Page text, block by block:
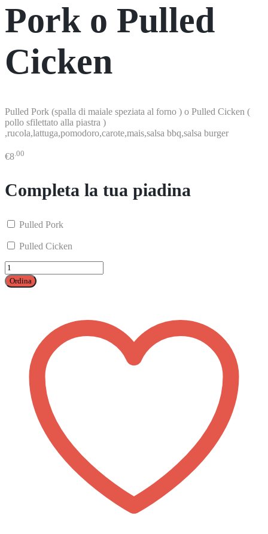
Pork o Pulled
Cicken
Pulled Pork (spalla di maiale speziata al forno ) o Pulled Cicken (
pollo sfilettato alla piastra )
,rucola,lattuga,pomodoro,carote,mais,salsa bbq,salsa burger
€8 .00
Completa la tua piadina
Pulled Pork
Pulled Cicken
Piadina
Pulled
Pork
Ordina